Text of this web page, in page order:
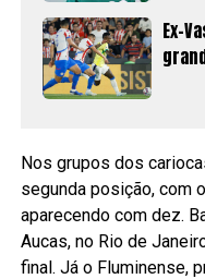
Ex-
Nos grupos dos
segunda posição, com
aparecendo com dez.
Aucas, no Rio de
final. Já o Fluminense,